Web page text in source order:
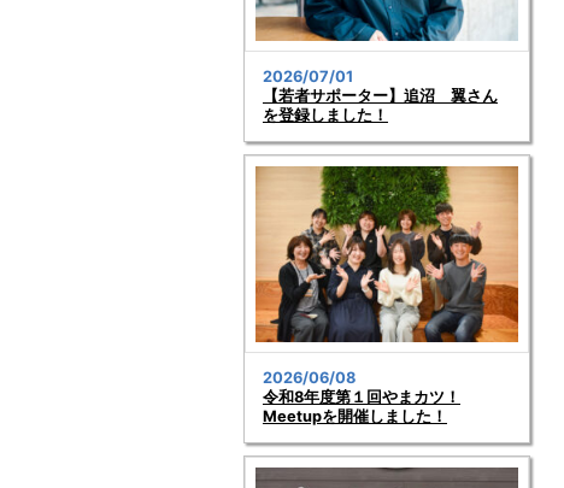
2026/07/01
【若者サポーター】追沼 翼さん
を登録しました！
2026/06/08
令和8年度第１回やまカツ！
Meetupを開催しました！